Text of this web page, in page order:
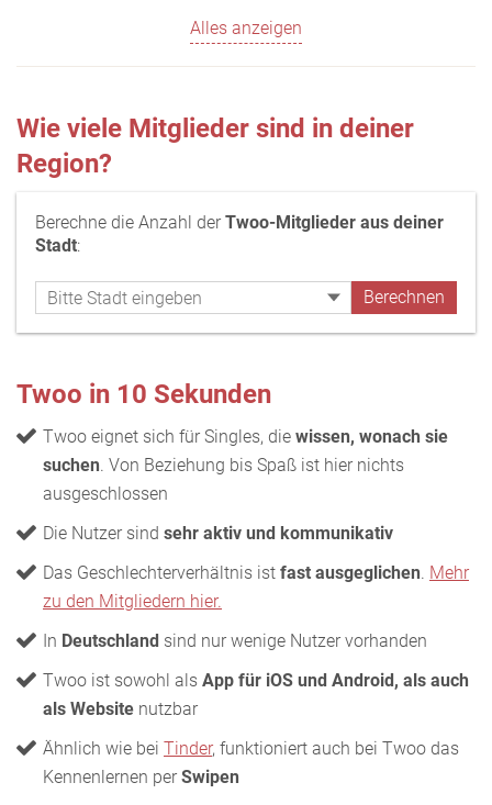
Alles anzeigen
Wie viele Mitglieder sind in deiner
Region?
Berechne die Anzahl der Twoo-Mitglieder aus deiner
Stadt:
Twoo in 10 Sekunden
Twoo eignet sich für Singles, die wissen, wonach sie
suchen. Von Beziehung bis Spaß ist hier nichts
ausgeschlossen
Die Nutzer sind sehr aktiv und kommunikativ
Das Geschlechterverhältnis ist fast ausgeglichen. Mehr
zu den Mitgliedern hier.
In Deutschland sind nur wenige Nutzer vorhanden
Twoo ist sowohl als App für iOS und Android, als auch
als Website nutzbar
Ähnlich wie bei Tinder, funktioniert auch bei Twoo das
Kennenlernen per Swipen